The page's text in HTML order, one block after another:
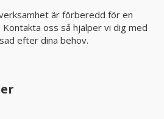
är förberedd för en
oss så hjälper vi dig med
efter dina behov.